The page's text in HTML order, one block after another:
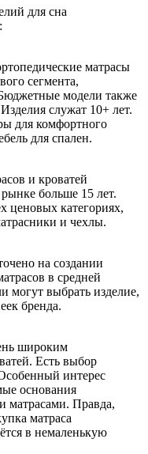
для сна
матрасы
сегмента,
модели также
служат 10+ лет.
для комфортного
для спален.
и кроватей
больше 15 лет.
ценовых категориях,
и чехлы.
на создании
в средней
могут выбрать изделие,
бренда.
широким
Есть выбор
интерес
основания
матрасами. Правда,
матраса
в немаленькую